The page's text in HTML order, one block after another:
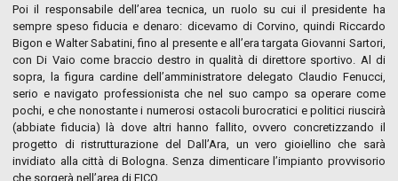
Poi il responsabile dell’area tecnica, un ruolo su cui il presidente ha
sempre speso fiducia e denaro: dicevamo di Corvino, quindi Riccardo
Bigon e Walter Sabatini, fino al presente e all’era targata Giovanni Sartori,
con Di Vaio come braccio destro in qualità di direttore sportivo. Al di
sopra, la figura cardine dell’amministratore delegato Claudio Fenucci,
serio e navigato professionista che nel suo campo sa operare come
pochi, e che nonostante i numerosi ostacoli burocratici e politici riuscirà
(abbiate fiducia) là dove altri hanno fallito, ovvero concretizzando il
progetto di ristrutturazione del Dall’Ara, un vero gioiellino che sarà
invidiato alla città di Bologna. Senza dimenticare l’impianto provvisorio
che sorgerà nell’area di FICO.